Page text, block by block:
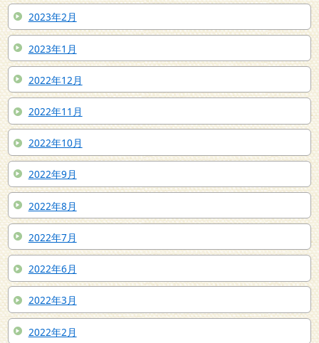
2023年2月
2023年1月
2022年12月
2022年11月
2022年10月
2022年9月
2022年8月
2022年7月
2022年6月
2022年3月
2022年2月